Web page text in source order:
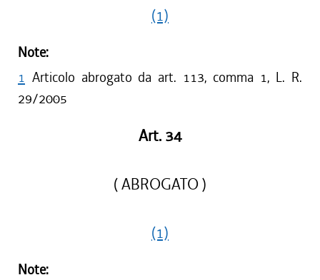
(1)
Note:
1 Articolo abrogato da art. 113, comma 1, L. R.
29/2005
Art. 34
( ABROGATO )
(1)
Note: